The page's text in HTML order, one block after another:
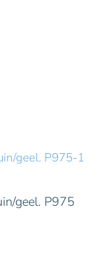
geel. P975